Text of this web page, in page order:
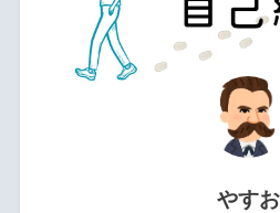
やすお